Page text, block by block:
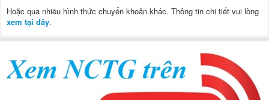
Hoặc qua nhiều hình thức chuyển khoản.khác. Thông tin chi tiết vui lòng
xem tại đây.